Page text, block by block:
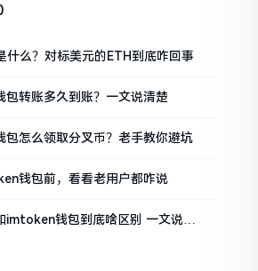
什么？对标美元的ETH到底咋回事
转账多久到账？一文说清楚
怎么领取分叉币？老手教你避坑
钱包前，看看老用户都咋说
imtoken钱包到底啥区别 一文说清